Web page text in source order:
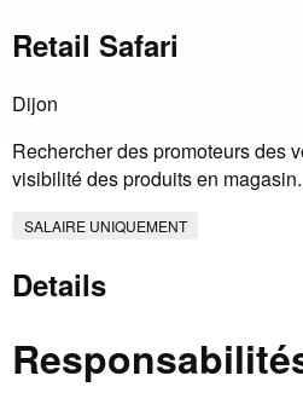
Retail Safari
Dijon
Rechercher des promoteurs des
visibilité des produits en magasin.
SALAIRE UNIQUEMENT
Details